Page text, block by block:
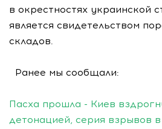
в окрестностях украинской
является свидетельством
складов.
Ранее мы сообщали:
Пасха прошла - Киев
детонацией, серия взрывов